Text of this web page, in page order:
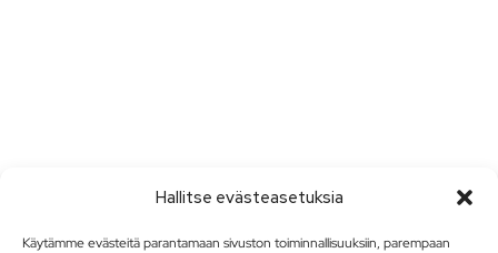
Hallitse evästeasetuksia
Käytämme evästeitä parantamaan sivuston toiminnallisuuksiin, parempaan